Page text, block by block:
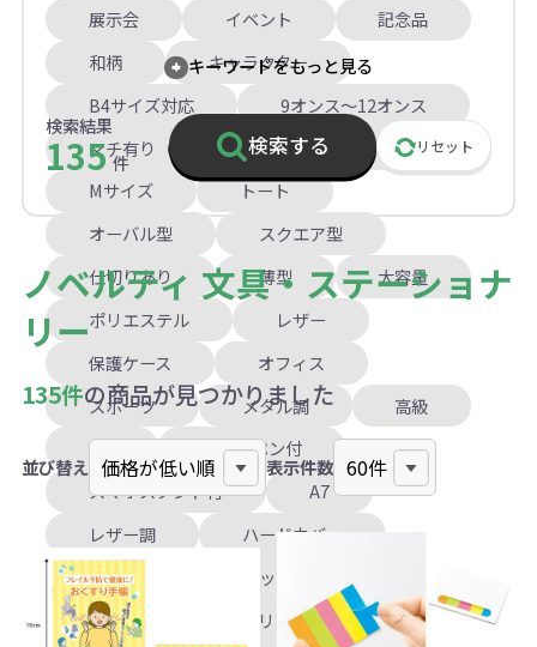
展示会
イベント
記念品
和柄
キャラクター
B4サイズ対応
9オンス～12オンス
マチ有り（角底）
Sサイズ
Mサイズ
トート
オーバル型
スクエア型
仕切りあり
薄型
大容量
ポリエステル
レザー
保護ケース
オフィス
スポーツ
メタル調
高級
3色
タッチペン付
スマホスタンド付
A7
レザー調
ハードカバー
メモ付箋
ブックマーク付箋
ケース入り
リングメモ
キーワードをもっと見る
検索結果
135 件
検索する リセット
ノベルティ 文具・ステーショナ
リー
135件の商品が見つかりました
並び替え 表示件数